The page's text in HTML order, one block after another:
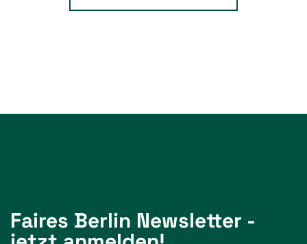
Faires Berlin Newsletter -